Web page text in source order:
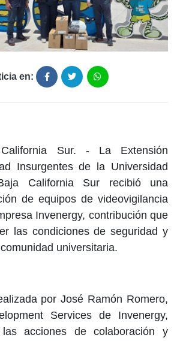
en:
Sur. - La Extensión
Insurgentes de la Universidad
California Sur recibió una
de equipos de videovigilancia
Invenergy, contribución que
las condiciones de seguridad y
universitaria.
por José Ramón Romero,
Services de Invenergy,
acciones de colaboración y